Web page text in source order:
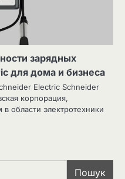
зарядных
для дома и бизнеса
Electric Schneider
корпорация,
области электротехники
Пошук